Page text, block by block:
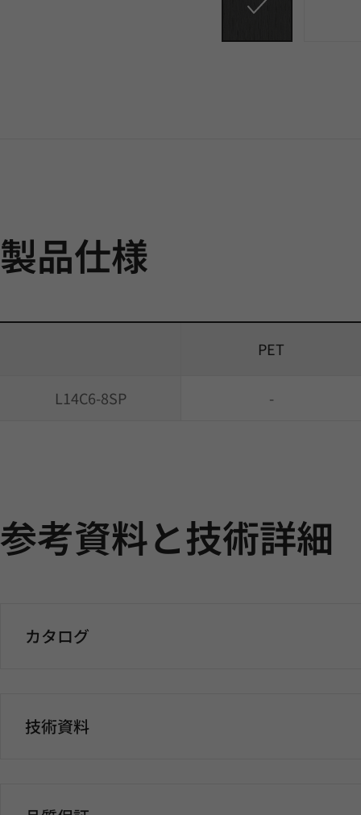
製品仕様
PET
L14C6-8SP -
参考資料と技術詳細
カタログ
技術資料